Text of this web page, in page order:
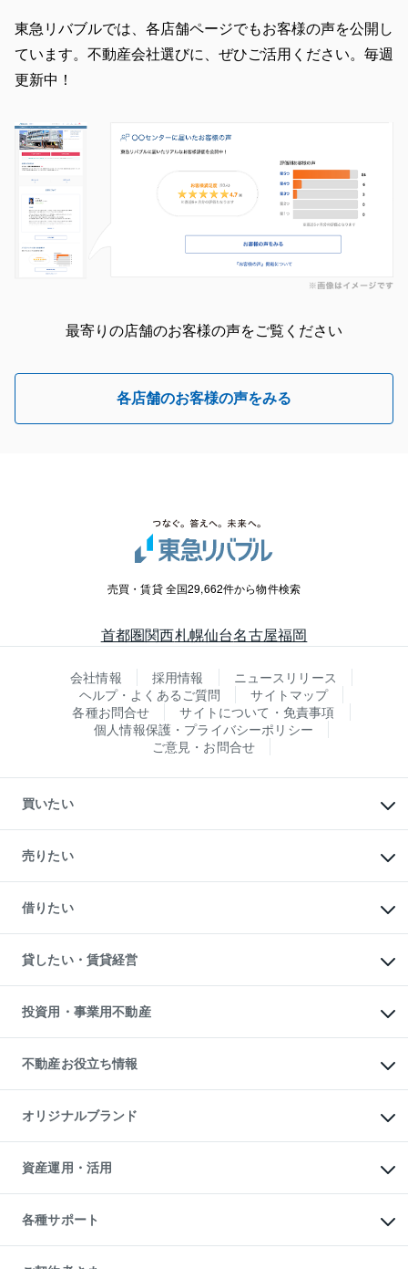
東急リバブルでは、各店舗ページでもお客様の声を公開し
ています。不動産会社選びに、ぜひご活用ください。毎週
更新中！
最寄りの店舗のお客様の声をご覧ください
各店舗のお客様の声をみる
売買・賃貸 全国29,662件から物件検索
首都圏関西札幌仙台名古屋福岡
会社情報 採用情報
ニュースリリース
ヘルプ・よくあるご質問
サイトマップ
各種お問合せ
サイトについて・免責事項
個人情報保護・プライバシーポリシー
ご意見・お問合せ
買いたい
新築・分譲マンションの購入
中古マンションの購入
一戸建ての購入
中古一戸建ての購入
不動産購入の流れ
注目キーワード物件特集
購入ガイド
English 繁体中文簡体中文
売りたい
一戸建ての売却・査定
土地の売却・査定
スピードAI査定
不動産査定について
不動産売却の流れ
不動産買換えの流れ
売却ガイド
借りたい
オフィス・店舗の賃貸
借りるときの流れ
借りるガイド
貸したい・賃貸経営
マンション賃料データ
賃貸管理プラン
リロケーションについて
貸すガイド
投資用・事業用不動産
事業用不動産
マンション投資
投資用マンション
アパート経営
収益物件
ビル購入（ビル一棟）
投資用不動産の売却査定
事業用不動産の売却査定
不動産お役立ち情報
マンションライブラリー
人気マンションランキング
暮らしに役立つ不動産メディア
不動産相場・不動産価格情報
不動産コラム・ニュース
不動産用語集
不動産なんでもネット相談室
住まいの税金
オリジナルブランド
一棟リノベーションマンション
L`GENTE（ルジェンテ）
区分リノベーションマンション
投資用一棟レジデンスWELL
不動産小口投資
LEGACIA（レガシア）
資産運用・活用
不動産M&A
アセットマネジメント・出資
各種サポート